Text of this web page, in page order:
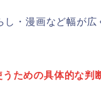
・漫画など幅が広
ための具体的な判